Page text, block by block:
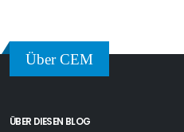
Über CEM
ÜBER DIESEN BLOG